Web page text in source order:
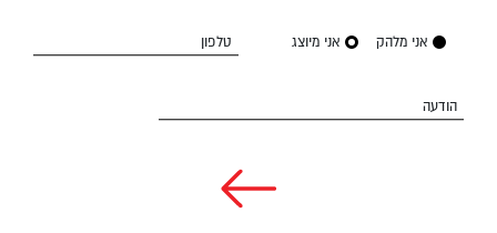
אני מלהק אני מיוצג טלפון
הודעה